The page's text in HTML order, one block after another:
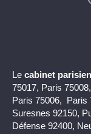
Le cabinet parisien
75017, Paris
Paris 75006, Paris
Suresnes 92150,
Défense 92400,